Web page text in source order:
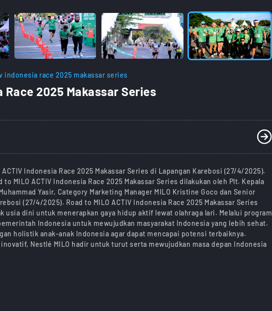
indonesia race 2025 makassar series
Race 2025 Makassar Series
Indonesia Race 2025 Makassar Series di Lapangan Karebosi (27/4/2025).
MILO ACTIV Indonesia Race 2025 Makassar Series dilakukan oleh Plt. Kepala
Yasir, Category Marketing Manager MILO Kristine Goco dan Senior
(27/4/2025). Road to MILO ACTIV Indonesia Race 2025 Makassar Series
usia dini untuk menerapkan gaya hidup aktif lewat olahraga lari. Melalui program
Indonesia untuk mewujudkan masyarakat Indonesia yang lebih sehat.
holistik anak-anak Indonesia agar dapat mencapai potensi terbaiknya.
Nestlé MILO hadir untuk turut serta mewujudkan masa depan Indonesia